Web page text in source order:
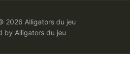
2026 Alligators du jeu
by Alligators du jeu